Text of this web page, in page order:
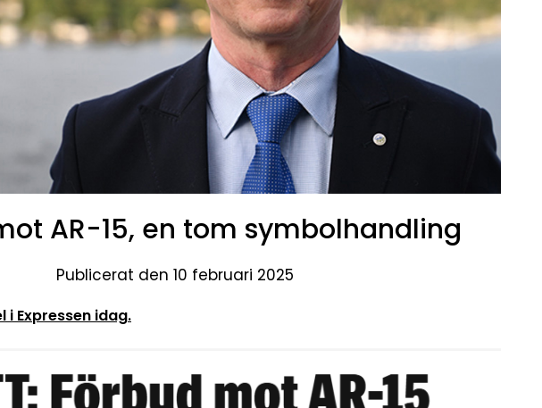
AR-15, en tom symbolhandling
Publicerat den 10 februari 2025
Expressen idag.